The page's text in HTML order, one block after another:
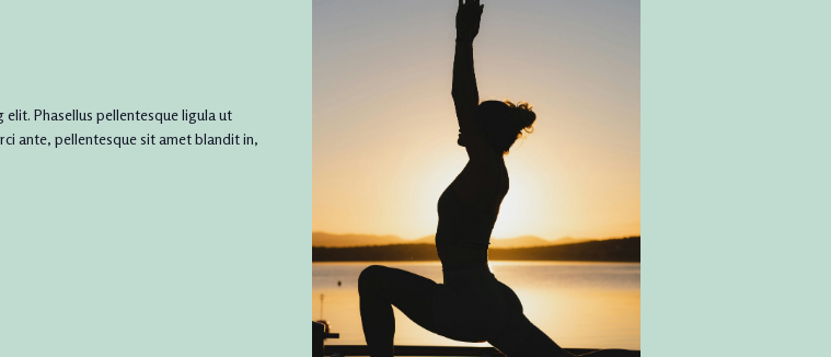
Phasellus pellentesque ligula ut
ante, pellentesque sit amet blandit in,